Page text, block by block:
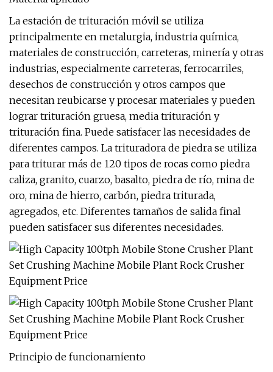
La estación de trituración móvil se utiliza
principalmente en metalurgia, industria química,
materiales de construcción, carreteras, minería y otras
industrias, especialmente carreteras, ferrocarriles,
desechos de construcción y otros campos que
necesitan reubicarse y procesar materiales y pueden
lograr trituración gruesa, media trituración y
trituración fina. Puede satisfacer las necesidades de
diferentes campos. La trituradora de piedra se utiliza
para triturar más de 120 tipos de rocas como piedra
caliza, granito, cuarzo, basalto, piedra de río, mina de
oro, mina de hierro, carbón, piedra triturada,
agregados, etc. Diferentes tamaños de salida final
pueden satisfacer sus diferentes necesidades.
Principio de funcionamiento